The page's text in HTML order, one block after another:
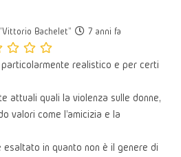
Bachelet" 7 anni fa
realistico e per certi
attuali quali la violenza sulle donne,
valori come l'amicizia e la
esaltato in quanto non è il genere di